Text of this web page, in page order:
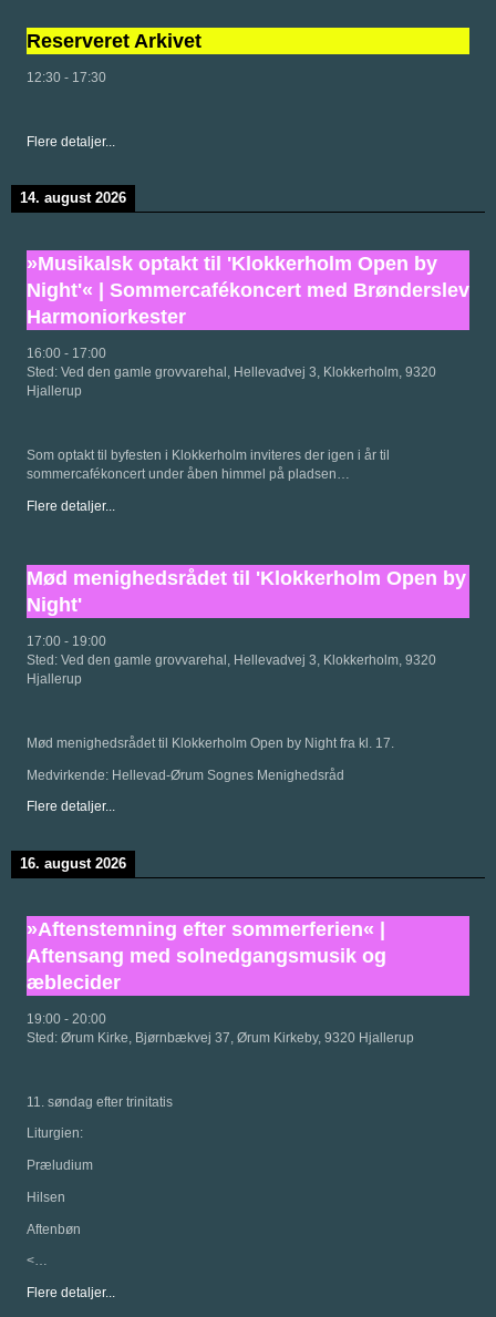
Reserveret Arkivet
12:30 - 17:30
Flere detaljer...
14. august 2026
»Musikalsk optakt til 'Klokkerholm Open by
Night'« | Sommercafékoncert med Brønderslev
Harmoniorkester
16:00 - 17:00
Sted: Ved den gamle grovvarehal, Hellevadvej 3, Klokkerholm, 9320
Hjallerup
Som optakt til byfesten i Klokkerholm inviteres der igen i år til
sommercafékoncert under åben himmel på pladsen…
Flere detaljer...
Mød menighedsrådet til 'Klokkerholm Open by
Night'
17:00 - 19:00
Sted: Ved den gamle grovvarehal, Hellevadvej 3, Klokkerholm, 9320
Hjallerup
Mød menighedsrådet til Klokkerholm Open by Night fra kl. 17.
Medvirkende: Hellevad-Ørum Sognes Menighedsråd
Flere detaljer...
16. august 2026
»Aftenstemning efter sommerferien« |
Aftensang med solnedgangsmusik og
æblecider
19:00 - 20:00
Sted: Ørum Kirke, Bjørnbækvej 37, Ørum Kirkeby, 9320 Hjallerup
11. søndag efter trinitatis
Liturgien:
Præludium
Hilsen
Aftenbøn
<…
Flere detaljer...